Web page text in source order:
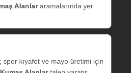
Alanlararamalarında yer
spor kıyafet ve mayo üretimi için